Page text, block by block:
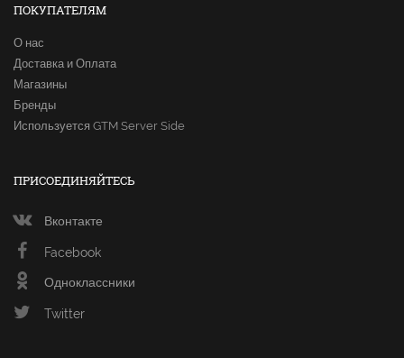
ПОКУПАТЕЛЯМ
О нас
Доставка и Оплата
Магазины
Бренды
Используется GTM Server Side
ПРИСОЕДИНЯЙТЕСЬ
Вконтакте
Facebook
Одноклассники
Twitter